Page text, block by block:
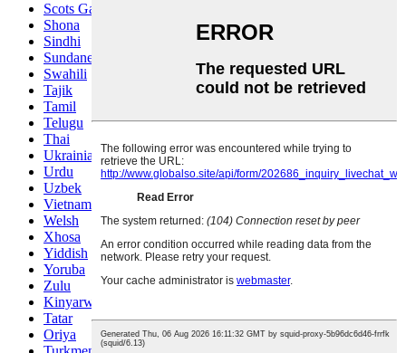
Scots Gaelic
Shona
Sindhi
Sundanese
Swahili
Tajik
Tamil
Telugu
Thai
Ukrainian
Urdu
Uzbek
Vietnamese
Welsh
Xhosa
Yiddish
Yoruba
Zulu
Kinyarwanda
Tatar
Oriya